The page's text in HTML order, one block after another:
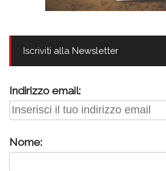
Iscriviti alla Newsletter
Indirizzo email:
Nome: